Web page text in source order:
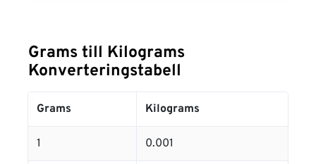
Grams till Kilograms
Konverteringstabell
Grams Kilograms
1 0.001